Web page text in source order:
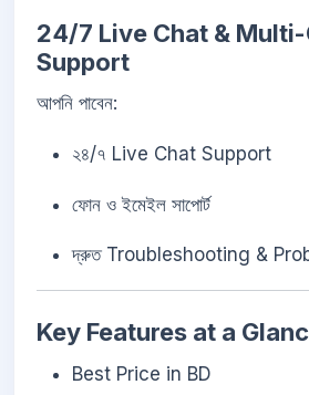
24/7 Live Chat &
Support
আপনি পাবেন:
২৪/৭ Live Chat Support
ফোন ও ইমেইল সাপোর্ট
দ্রুত Troubleshooting &
Key Features at a
Best Price in BD